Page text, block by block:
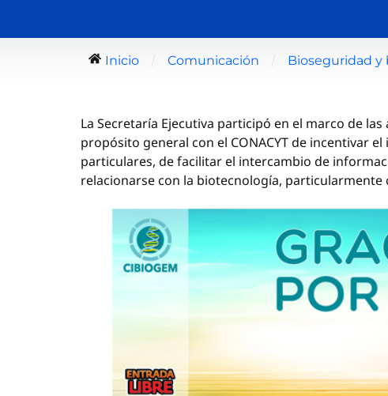
Inicio Comunicación Bioseguridad y
La Secretaría Ejecutiva participó en el marco de
propósito general con el CONACYT de incentivar
particulares, de facilitar el intercambio de
relacionarse con la biotecnología,